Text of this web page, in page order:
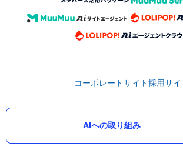
コーポレートサイト採用サイ
AIへの取り組み